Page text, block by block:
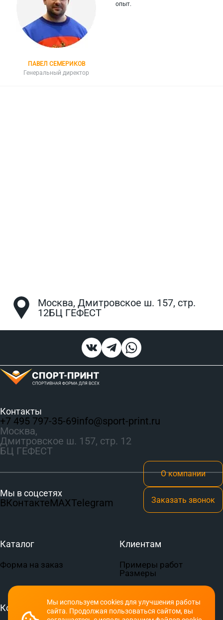
ПАВЕЛ СЕМЕРИКОВ
Генеральный директор
опыт.
Москва, Дмитровское ш. 157, стр.
12БЦ ГЕФЕСТ
Мы используем cookies для улучшения работы
сайта. Продолжая пользоваться сайтом, вы
Контакты
+7 495 797‑35-69info@sport-print.ru
Москва,
Дмитровское ш. 157, стр. 12
БЦ ГЕФЕСТ
Мы в соцсетях
ВКонтактеMAXTelegram
О компании
Заказать звонок
Каталог
Форма на заказ
Клиентам
Примеры работ
Размеры
Компания Документы